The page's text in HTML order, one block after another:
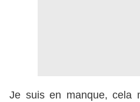
Je suis en manque, cela